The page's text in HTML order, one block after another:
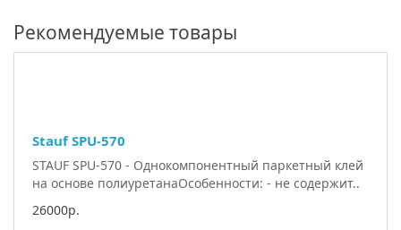
Рекомендуемые товары
Stauf SPU-570
STAUF SPU-570 - Однокомпонентный паркетный клей
на основе полиуретанаОсобенности: - не содержит..
26000р.